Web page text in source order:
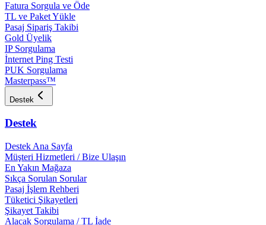
Fatura Sorgula ve Öde
TL ve Paket Yükle
Pasaj Sipariş Takibi
Gold Üyelik
IP Sorgulama
İnternet Ping Testi
PUK Sorgulama
Masterpass™
Destek
Destek
Destek Ana Sayfa
Müşteri Hizmetleri / Bize Ulaşın
En Yakın Mağaza
Sıkça Sorulan Sorular
Pasaj İşlem Rehberi
Tüketici Şikayetleri
Şikayet Takibi
Alacak Sorgulama / TL İade